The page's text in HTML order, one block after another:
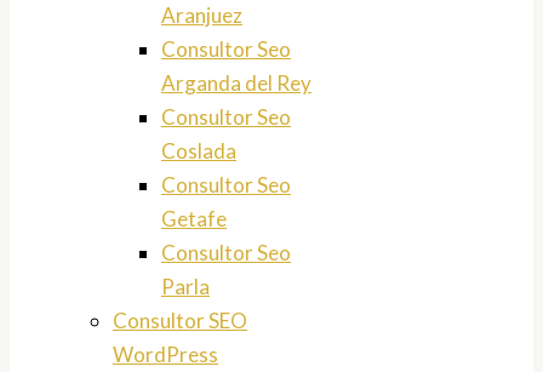
Aranjuez
Consultor Seo
Arganda del Rey
Consultor Seo
Coslada
Consultor Seo
Getafe
Consultor Seo
Parla
Consultor SEO
WordPress